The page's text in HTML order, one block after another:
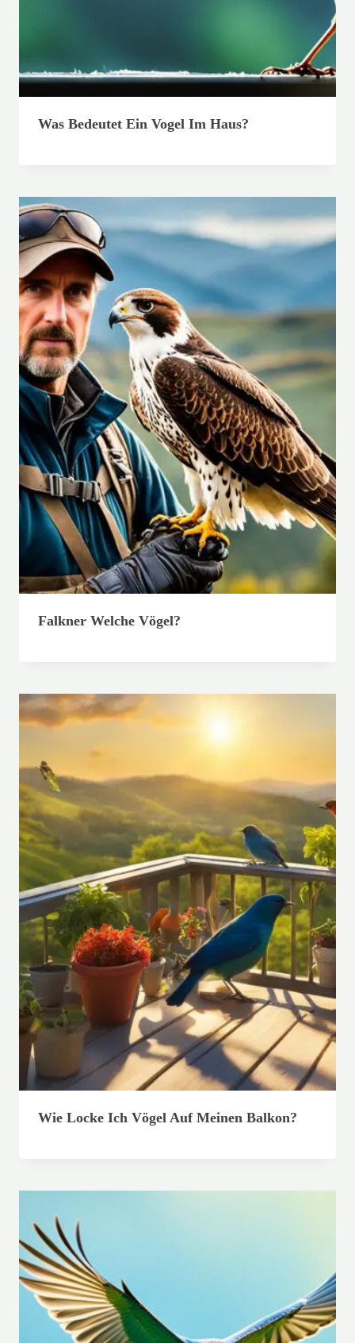
Was Bedeutet Ein Vogel Im Haus?
Falkner Welche Vögel?
Wie Locke Ich Vögel Auf Meinen Balkon?